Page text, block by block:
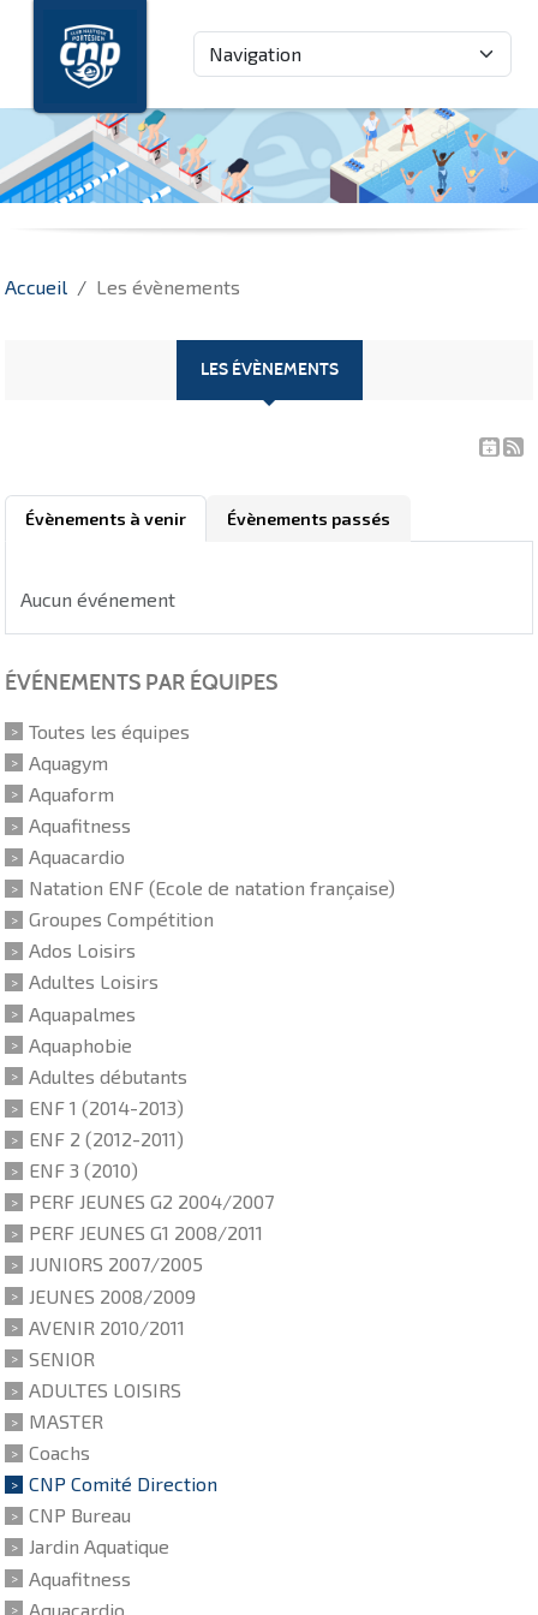
Accueil Les évènements
LES ÉVÈNEMENTS
Évènements à venir Évènements passés
Aucun événement
ÉVÉNEMENTS PAR ÉQUIPES
Toutes les équipes
Aquagym
Aquaform
Aquafitness
Aquacardio
Natation ENF (Ecole de natation française)
Groupes Compétition
Ados Loisirs
Adultes Loisirs
Aquapalmes
Aquaphobie
Adultes débutants
ENF 1 (2014-2013)
ENF 2 (2012-2011)
ENF 3 (2010)
PERF JEUNES G2 2004/2007
PERF JEUNES G1 2008/2011
JUNIORS 2007/2005
JEUNES 2008/2009
AVENIR 2010/2011
SENIOR
ADULTES LOISIRS
MASTER
Coachs
CNP Comité Direction
CNP Bureau
Jardin Aquatique
Aquafitness
Aquacardio